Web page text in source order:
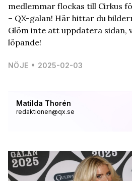
Matilda Thorén
redaktionen@qx.se
medlemmar flockas till Cirkus
– QX-galan! Här hittar du
Glöm inte att uppdatera sidan,
löpande!
NÖJE 2025-02-03